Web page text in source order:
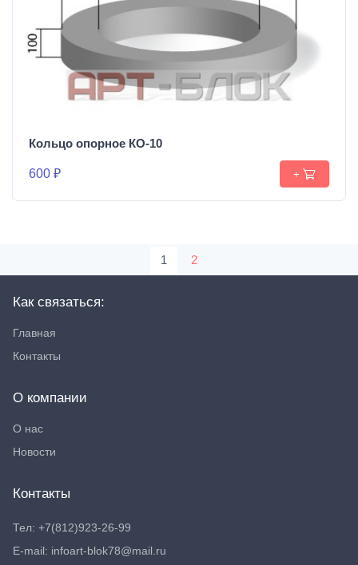
Кольцо опорное КО-10
600 ₽ +
1 2
Как связаться:
Главная
Контакты
О компании
О нас
Новости
Контакты
Тел: +7(812)923-26-99
E-mail: infoart-blok78@mail.ru